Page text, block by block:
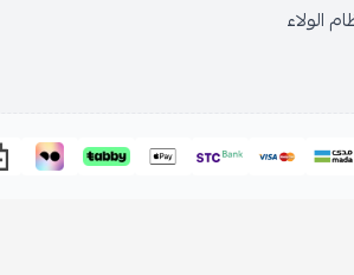
الولاء